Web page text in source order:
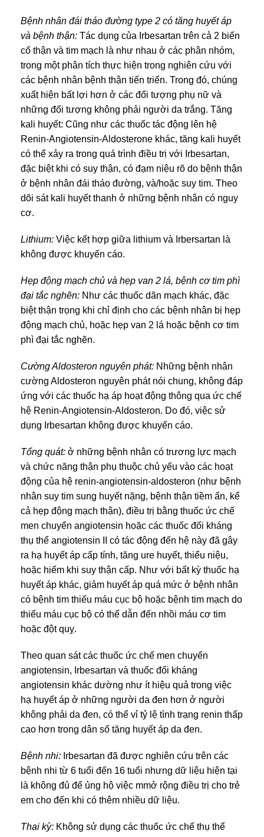
Bệnh nhân đái tháo đường type 2 có tăng huyết áp
và bệnh thận: Tác dụng của Irbesartan trên cả 2 biến
cố thận và tim mạch là như nhau ở các phân nhóm,
trong một phân tích thực hiện trong nghiên cứu với
các bệnh nhân bệnh thận tiến triển. Trong đó, chúng
xuất hiện bất lợi hơn ở các đối tượng phụ nữ và
những đối tượng không phải người da trắng. Tăng
kali huyết: Cũng như các thuốc tác động lên hệ
Renin-Angiotensin-Aldosterone khác, tăng kali huyết
có thể xảy ra trong quá trình điều trị với Irbesartan,
đặc biệt khi có suy thận, có đạm niệu rõ do bệnh thận
ở bệnh nhân đái tháo đường, và/hoặc suy tim. Theo
dõi sát kali huyết thanh ở những bệnh nhân có nguy
cơ.
Lithium: Việc kết hợp giữa lithium và Irbersartan là
không được khuyến cáo.
Hẹp động mạch chủ và hẹp van 2 lá, bệnh cơ tim phì
đại tắc nghẽn: Như các thuốc dãn mạch khác, đặc
biệt thận trọng khi chỉ định cho các bệnh nhân bị hẹp
động mạch chủ, hoặc hẹp van 2 lá hoặc bệnh cơ tim
phì đại tắc nghẽn.
Cường Aldosteron nguyên phát: Những bệnh nhân
cường Aldosteron nguyên phát nói chung, không đáp
ứng với các thuốc hạ áp hoạt động thông qua ức chế
hệ Renin-Angiotensin-Aldosteron. Do đó, việc sử
dụng Irbesartan không được khuyến cáo.
Tổng quát: ở những bệnh nhân có trương lực mạch
và chức năng thận phụ thuộc chủ yếu vào các hoạt
động của hệ renin-angiotensin-aldosteron (như bệnh
nhân suy tim sung huyết nặng, bệnh thận tiềm ẩn, kể
cả hẹp động mạch thận), điều trị bằng thuốc ức chế
men chuyển angiotensin hoặc các thuốc đối kháng
thụ thể angiotensin II có tác động đến hệ này đã gây
ra hạ huyết áp cấp tính, tăng ure huyết, thiểu niệu,
hoặc hiếm khi suy thận cấp. Như với bất kỳ thuốc hạ
huyết áp khác, giảm huyết áp quá mức ở bệnh nhân
có bệnh tim thiếu máu cục bộ hoặc bệnh tim mạch do
thiếu máu cục bộ có thể dẫn đến nhồi máu cơ tim
hoặc đột quỵ.
Theo quan sát các thuốc ức chế men chuyển
angiotensin, Irbesartan và thuốc đối kháng
angiotensin khác dường như ít hiệu quả trong việc
hạ huyết áp ở những người da đen hơn ở người
không phải da đen, có thể vỉ tỷ lệ tình trạng renin thấp
cao hơn trong dân số tăng huyết áp da đen.
Bệnh nhi: Irbesartan đã được nghiên cứu trên các
bệnh nhi từ 6 tuổi đến 16 tuổi nhưng dữ liệu hiện tại
là không đủ để ủng hộ việc mmở rộng điều trị cho trẻ
em cho đến khi có thêm nhiều dữ liệu.
Thai kỳ: Không sử dụng các thuốc ức chế thụ thể